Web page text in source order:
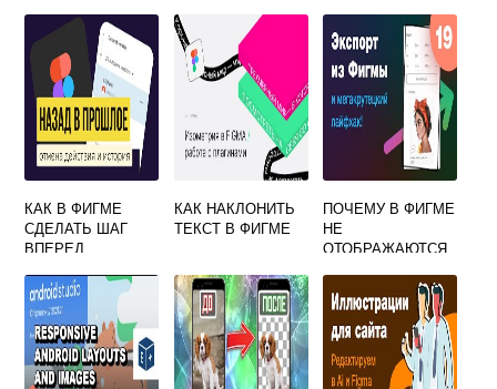
КАК В ФИГМЕ
СДЕЛАТЬ ШАГ
ВПЕРЕД
КАК НАКЛОНИТЬ
ТЕКСТ В ФИГМЕ
ПОЧЕМУ В ФИГМЕ
НЕ
ОТОБРАЖАЮТСЯ
ЭКСПОРТЕ В ПДФ